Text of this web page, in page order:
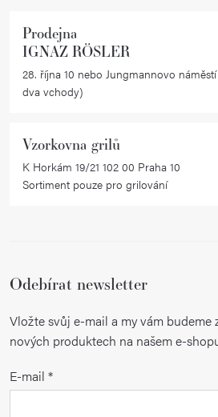
Prodejna
IGNAZ RÖSLER
28. října 10 nebo Jungmannovo
dva vchody)
Vzorkovna grilů
K Horkám 19/21 102 00 Praha 10
Sortiment pouze pro grilování
Odebírat newsletter
Vložte svůj e-mail a my vám budeme
nových produktech na našem e-
E-mail